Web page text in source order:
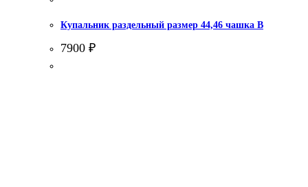
Купальник раздельный размер 44,46 чашка В
7900 ₽